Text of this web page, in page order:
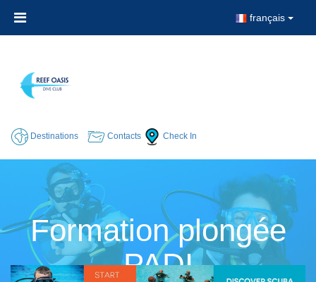
français
Destinations Contacts Check In
Formation plongée
PADI